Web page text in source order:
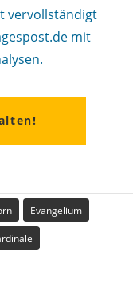
vervollständigt
mit
Evangelium